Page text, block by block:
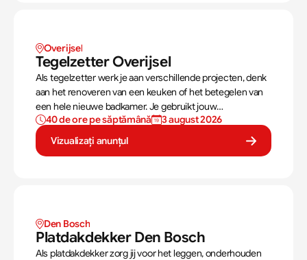
Overijsel
Tegelzetter Overijsel
Als tegelzetter werk je aan verschillende projecten, denk
aan het renoveren van een keuken of het betegelen van
een hele nieuwe badkamer. Je gebruikt jouw
vaardigheden om tegels perfect te plaatsen. Als
tegelzetter ben je voortdurend bezig met diverse taken.
40 de ore pe săptămână
3 august 2026
Vizualizați anunțul
Den Bosch
Platdakdekker Den Bosch
Als platdakdekker zorg jij voor het leggen, onderhouden